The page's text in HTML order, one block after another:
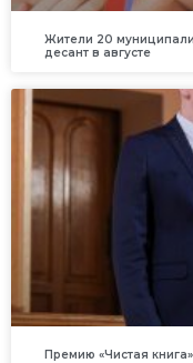
Жители 20
десант в августе
Премию «Чистая